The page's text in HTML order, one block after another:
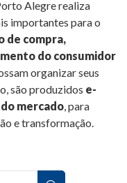
Alegre realiza
importantes para o
de compra,
do consumidor
organizar seus
são produzidos e-
mercado, para
e transformação.